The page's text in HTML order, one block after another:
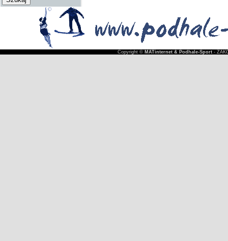
Copyright © MATinternet & Podhale-Sport-